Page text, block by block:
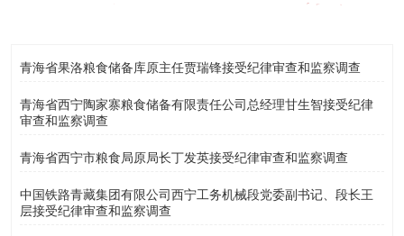
青海省果洛粮食储备库原主任贾瑞锋接受纪律审查和监察调查
青海省西宁陶家寨粮食储备有限责任公司总经理甘生智接受纪律
审查和监察调查
青海省西宁市粮食局原局长丁发英接受纪律审查和监察调查
中国铁路青藏集团有限公司西宁工务机械段党委副书记、段长王
层接受纪律审查和监察调查